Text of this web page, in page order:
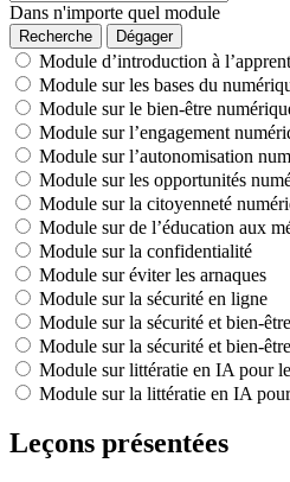
Dans n'importe quel module
Module d’introduction à
Module sur les bases du
Module sur le bien-être
Module sur l’engagement
Module sur l’autonomisation
Module sur les opportunités
Module sur la citoyenneté
Module sur de l’éducation aux
Module sur la confidentialité
Module sur éviter les arnaques
Module sur la sécurité en ligne
Module sur la sécurité et bien-
Module sur la sécurité et bien-
Module sur littératie en IA pour
Module sur la littératie en IA
Leçons présentées